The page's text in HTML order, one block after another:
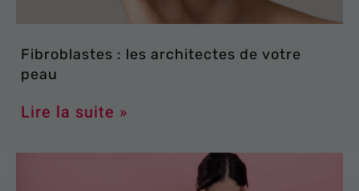
Fibroblastes : les architectes de votre
peau
Lire la suite »